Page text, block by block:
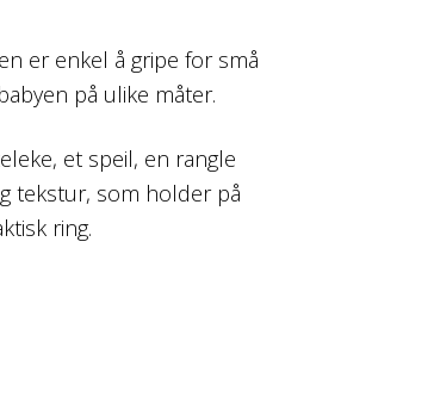
er enkel å gripe for små
på ulike måter.
et speil, en rangle
tekstur, som holder på
ring.